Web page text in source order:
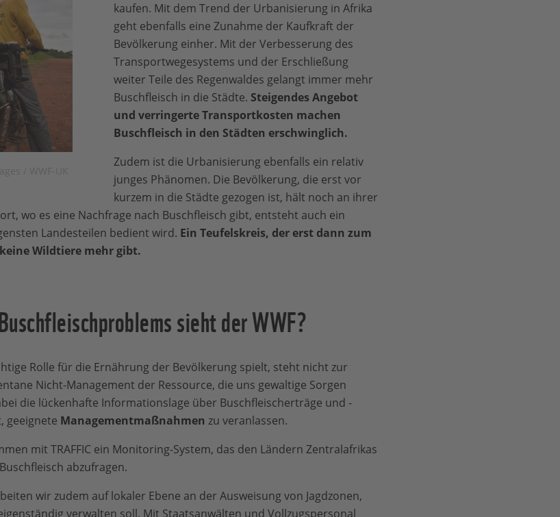
kaufen. Mit dem Trend der Urbanisierung in Afrika
geht ebenfalls eine Zunahme der Kaufkraft der
Bevölkerung einher. Mit der Verbesserung des
Transportwegesystems und der Erschließung
weiter Teile des Regenwaldes gelangt immer mehr
Buschfleisch in die Städte. Steigendes Angebot
und verringerte Transportkosten machen
Buschfleisch in den Städten erschwinglich.
Zudem ist die Urbanisierung ebenfalls ein relativ
junges Phänomen. Die Bevölkerung, die erst vor
kurzem in die Städte gezogen ist, hält noch an ihrer
wo es eine Nachfrage nach Buschfleisch gibt, entsteht auch ein
Landesteilen bedient wird. Ein Teufelskreis, der erst dann zum
Wildtiere mehr gibt.
sieht der WWF?
Rolle für die Ernährung der Bevölkerung spielt, steht nicht zur
Nicht-Management der Ressource, die uns gewaltige Sorgen
die lückenhafte Informationslage über Buschfleischerträge und -
geeignete Managementmaßnahmen zu veranlassen.
mit TRAFFIC ein Monitoring-System, das den Ländern Zentralafrikas
abzufragen.
wir zudem auf lokaler Ebene an der Ausweisung von Jagdzonen,
verwalten soll. Mit Staatsanwälten und Vollzugspersonal